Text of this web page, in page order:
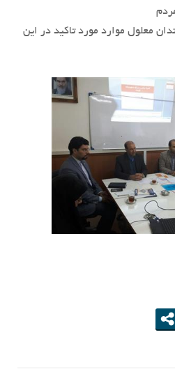
معلول موارد مورد تاکید در این